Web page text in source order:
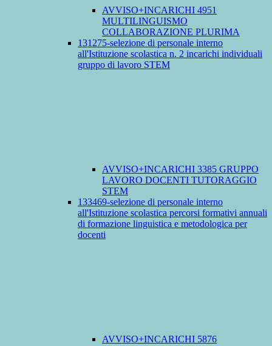
AVVISO+INCARICHI 4951
MULTILINGUISMO
COLLABORAZIONE PLURIMA
131275-selezione di personale interno
all'Istituzione scolastica n. 2 incarichi individuali
gruppo di lavoro STEM
AVVISO+INCARICHI 3385 GRUPPO
LAVORO DOCENTI TUTORAGGIO
STEM
133469-selezione di personale interno
all'Istituzione scolastica percorsi formativi annuali
di formazione linguistica e metodologica per
docenti
AVVISO+INCARICHI 5876